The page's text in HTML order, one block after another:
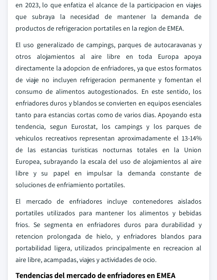
en 2023, lo que enfatiza el alcance de la participacion en viajes
que subraya la necesidad de mantener la demanda de
productos de refrigeracion portatiles en la region de EMEA.
El uso generalizado de campings, parques de autocaravanas y
otros alojamientos al aire libre en toda Europa apoya
directamente la adopcion de enfriadores, ya que estos formatos
de viaje no incluyen refrigeracion permanente y fomentan el
consumo de alimentos autogestionados. En este sentido, los
enfriadores duros y blandos se convierten en equipos esenciales
tanto para estancias cortas como de varios dias. Apoyando esta
tendencia, segun Eurostat, los campings y los parques de
vehiculos recreativos representan aproximadamente el 13-14%
de las estancias turisticas nocturnas totales en la Union
Europea, subrayando la escala del uso de alojamientos al aire
libre y su papel en impulsar la demanda constante de
soluciones de enfriamiento portatiles.
El mercado de enfriadores incluye contenedores aislados
portatiles utilizados para mantener los alimentos y bebidas
frios. Se segmenta en enfriadores duros para durabilidad y
retencion prolongada de hielo, y enfriadores blandos para
portabilidad ligera, utilizados principalmente en recreacion al
aire libre, acampadas, viajes y actividades de ocio.
Tendencias del mercado de enfriadores en EMEA